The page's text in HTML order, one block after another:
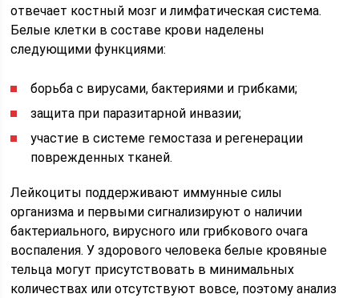
отвечает костный мозг и лимфатическая система.
Белые клетки в составе крови наделены
следующими функциями:
борьба с вирусами, бактериями и грибками;
защита при паразитарной инвазии;
участие в системе гемостаза и регенерации
поврежденных тканей.
Лейкоциты поддерживают иммунные силы
организма и первыми сигнализируют о наличии
бактериального, вирусного или грибкового очага
воспаления. У здорового человека белые кровяные
тельца могут присутствовать в минимальных
количествах или отсутствуют вовсе, поэтому анализ